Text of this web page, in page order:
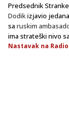
Predsednik
Dodikizjavio
sa ruskim
ima strateški nivo
Nastavak na